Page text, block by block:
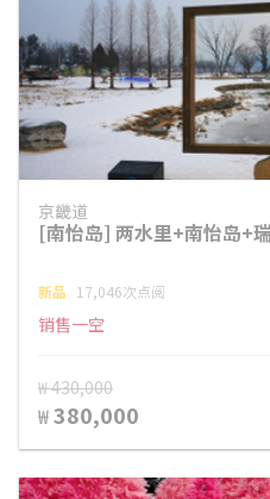
京畿道
[南怡岛] 两水里+南怡岛+
新品 17,046次点阅
销售一空
₩ 430,000
₩380,000